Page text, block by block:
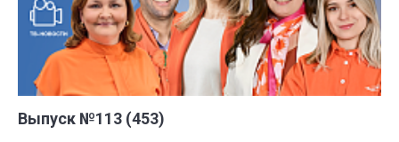
Выпуск №113 (453)